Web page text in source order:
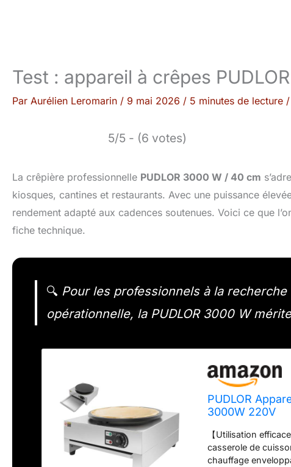
Test : appareil à crêpes
Par Aurélien Leromarin / 9 mai 2026 / 5 minutes de lecture /
5/5 - (6 votes)
La crêpière professionnelle PUDLOR 3000 W / 40 cm
kiosques, cantines et restaurants. Avec une puissance
rendement adapté aux cadences soutenues. Voici ce que
fiche technique.
🔍 Pour les professionnels à la
opérationnelle, la PUDLOR 3000 W
PUDLOR
3000W 220V
【Utilisation
casserole de
chauffage